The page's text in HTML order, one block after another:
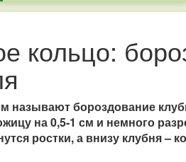
кольцо:
называют бороздование
на 0,5-1 см и немного
ростки, а внизу клубня –